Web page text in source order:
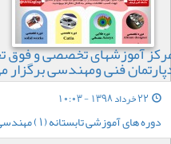
آموزشهای تخصصی و
فنی ومهندسی برگزار
دوره های آموزشی تابستانه (1) مهندسی عمران